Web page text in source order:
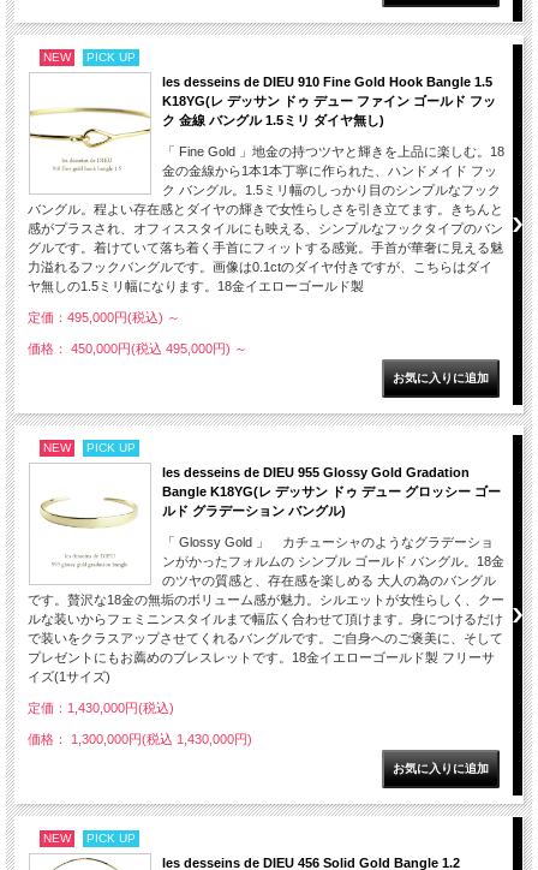
NEW PICK UP
les desseins de DIEU 910 Fine Gold Hook Bangle 1.5
K18YG(レ デッサン ドゥ デュー ファイン ゴールド フッ
ク 金線 バングル 1.5ミリ ダイヤ無し)
「 Fine Gold 」地金の持つツヤと輝きを上品に楽しむ。18
金の金線から1本1本丁寧に作られた、ハンドメイド フッ
ク バングル。1.5ミリ幅のしっかり目のシンプルなフック
バングル。程よい存在感とダイヤの輝きで女性らしさを引き立てます。きちんと
感がプラスされ、オフィススタイルにも映える、シンプルなフックタイプのバン
グルです。着けていて落ち着く手首にフィットする感覚。手首が華奢に見える魅
力溢れるフックバングルです。画像は0.1ctのダイヤ付きですが、こちらはダイ
ヤ無しの1.5ミリ幅になります。18金イエローゴールド製
定価：495,000円(税込) ～
価格： 450,000円(税込 495,000円) ～
NEW PICK UP
les desseins de DIEU 955 Glossy Gold Gradation
Bangle K18YG(レ デッサン ドゥ デュー グロッシー ゴー
ルド グラデーション バングル)
「 Glossy Gold 」 カチューシャのようなグラデーショ
ンがかったフォルムの シンプル ゴールド バングル。18金
のツヤの質感と、存在感を楽しめる 大人の為のバングル
です。贅沢な18金の無垢のボリューム感が魅力。シルエットが女性らしく、クー
ルな装いからフェミニンスタイルまで幅広く合わせて頂けます。身につけるだけ
で装いをクラスアップさせてくれるバングルです。ご自身へのご褒美に、そして
プレゼントにもお薦めのブレスレットです。18金イエローゴールド製 フリーサ
イズ(1サイズ)
定価：1,430,000円(税込)
価格： 1,300,000円(税込 1,430,000円)
NEW PICK UP
les desseins de DIEU 456 Solid Gold Bangle 1.2